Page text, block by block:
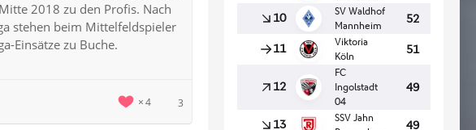
2018 zu den Profis. Nach
stehen beim Mittelfeldspieler
Einsätze zu Buche.
4 3